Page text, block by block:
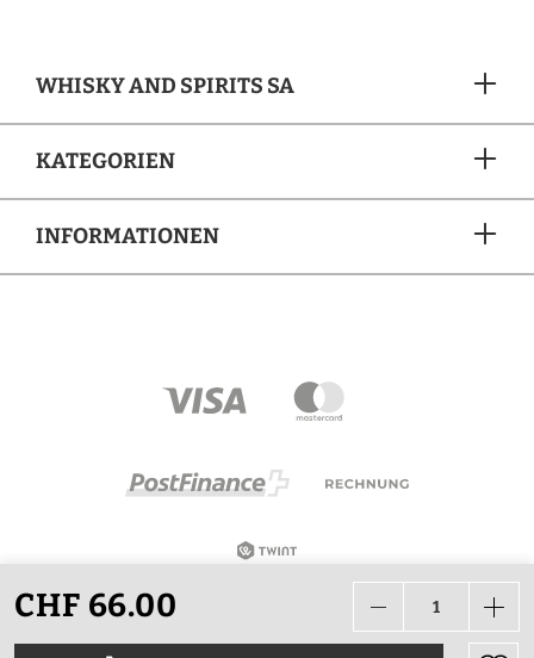
CHF 66.00
WHISKY AND SPIRITS SA
KATEGORIEN
INFORMATIONEN
Alle Preise in CHF inkl. Mehrwertsteuer zzgl.